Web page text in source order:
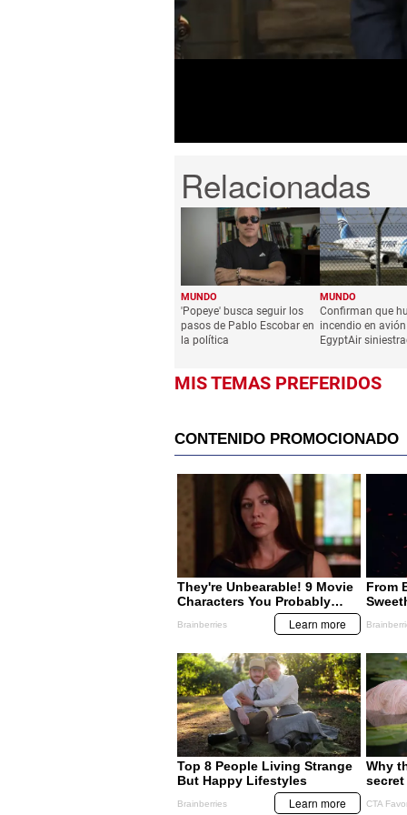
of
1
minute,
26
MUNDO
'Popeye' busca seguir los
pasos de Pablo Escobar en
la política
MUNDO
Confirman que
incendio en
EgyptAir
MIS TEMAS PREFERIDOS